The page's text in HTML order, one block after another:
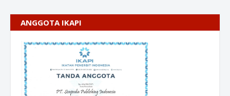
ANGGOTA IKAPI